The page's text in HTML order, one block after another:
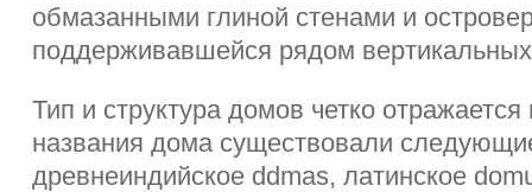
обмазанными глиной стенами и
поддерживавшейся рядом
Тип и структура домов четко
названия дома существовали
древнеиндийское ddmas, латинское